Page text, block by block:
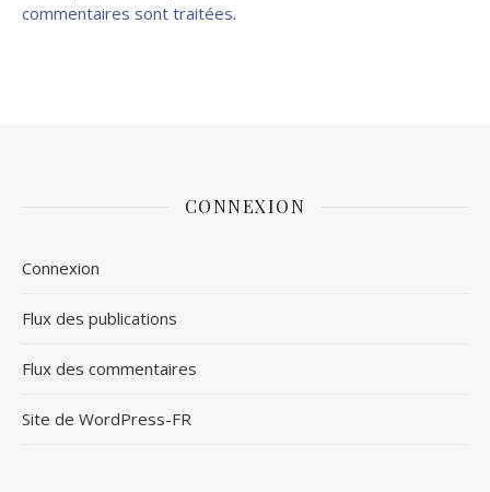
commentaires sont traitées.
CONNEXION
Connexion
Flux des publications
Flux des commentaires
Site de WordPress-FR